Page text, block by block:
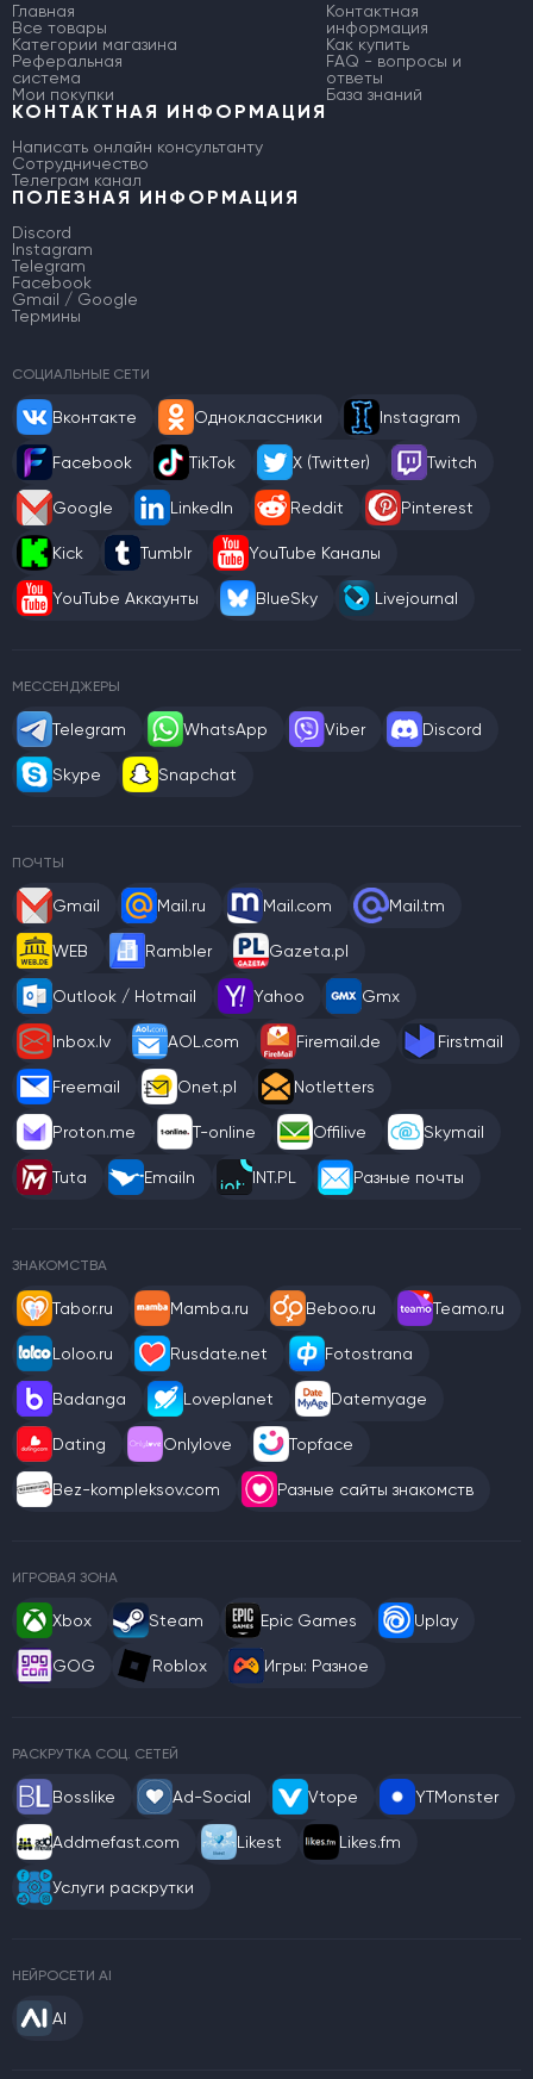
Главная
Все товары
Категории магазина
Реферальная
система
Мои покупки
Контактная
информация
Как купить
FAQ - вопросы и
ответы
База знаний
КОНТАКТНАЯ ИНФОРМАЦИЯ
Написать онлайн консультанту
Сотрудничество
Телеграм канал
ПОЛЕЗНАЯ ИНФОРМАЦИЯ
Discord
Instagram
Telegram
Facebook
Gmail / Google
Термины
СОЦИАЛЬНЫЕ СЕТИ
Вконтакте Одноклассники Instagram
Facebook TikTok X (Twitter) Twitch
Google LinkedIn Reddit Pinterest
Kick Tumblr YouTube Каналы
YouTube Аккаунты BlueSky Livejournal
МЕССЕНДЖЕРЫ
Telegram WhatsApp Viber Discord
Skype Snapchat
ПОЧТЫ
Gmail Mail.ru Mail.com Mail.tm
WEB Rambler Gazeta.pl
Outlook / Hotmail Yahoo Gmx
Inbox.lv AOL.com Firemail.de Firstmail
Freemail Onet.pl Notletters
Proton.me T-online Offilive Skymail
Tuta Emailn INT.PL Разные почты
ЗНАКОМСТВА
Tabor.ru Mamba.ru Beboo.ru Teamo.ru
Loloo.ru Rusdate.net Fotostrana
Badanga Loveplanet Datemyage
Dating Onlylove Topface
Bez-kompleksov.com Разные сайты знакомств
ИГРОВАЯ ЗОНА
Xbox Steam Epic Games Uplay
GOG Roblox Игры: Разное
РАСКРУТКА СОЦ. СЕТЕЙ
Bosslike Ad-Social Vtope YTMonster
Addmefast.com Likest Likes.fm
Услуги раскрутки
НЕЙРОСЕТИ AI
AI